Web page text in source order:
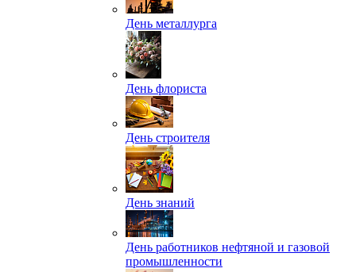
День металлурга
День флориста
День строителя
День знаний
День работников нефтяной и газовой
промышленности